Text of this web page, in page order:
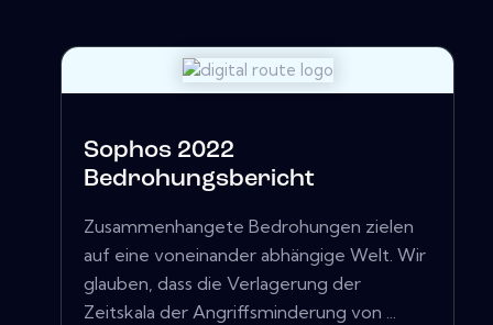
Sophos 2022
Bedrohungsbericht
Zusammenhangete Bedrohungen zielen
auf eine voneinander abhängige Welt. Wir
glauben, dass die Verlagerung der
Zeitskala der Angriffsminderung von ...